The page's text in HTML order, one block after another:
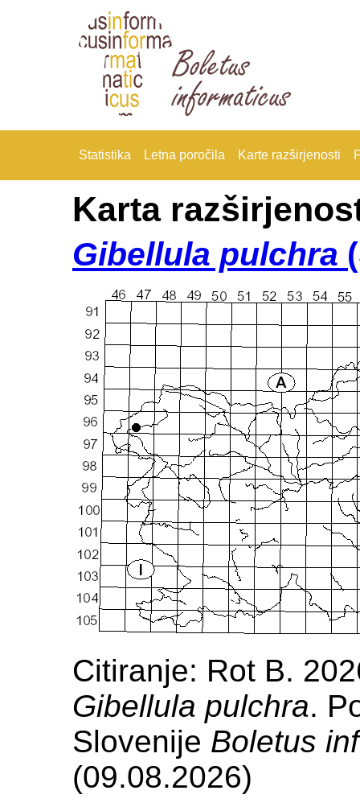
Statistika Letna poročila Karte razširjenosti
Karta
Gibellula pulchra
Citiranje: Rot B.
Gibellula pulchra.
Slovenije Boletus
(09.08.2026)